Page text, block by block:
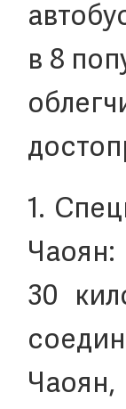
в 8
1.
30